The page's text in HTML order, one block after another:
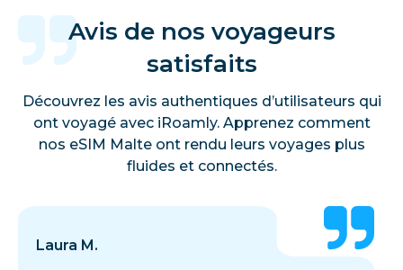
Avis de nos voyageurs
satisfaits
Découvrez les avis authentiques d’utilisateurs qui
ont voyagé avec iRoamly. Apprenez comment
nos eSIM Malte ont rendu leurs voyages plus
fluides et connectés.
Laura M.